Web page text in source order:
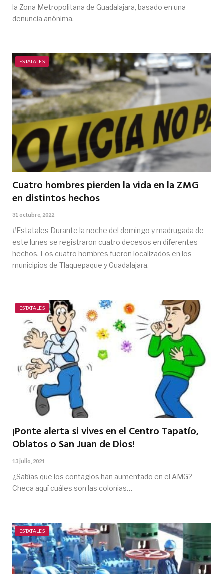
la Zona Metropolitana de Guadalajara, basado en una
denuncia anónima.
ESTATALES
Cuatro hombres pierden la vida en la ZMG
en distintos hechos
31 octubre, 2022
#Estatales Durante la noche del domingo y madrugada de
este lunes se registraron cuatro decesos en diferentes
hechos. Los cuatro hombres fueron localizados en los
municipios de Tlaquepaque y Guadalajara.
ESTATALES
¡Ponte alerta si vives en el Centro Tapatío,
Oblatos o San Juan de Dios!
13 julio, 2021
¿Sabías que los contagios han aumentado en el AMG?
Checa aquí cuáles son las colonias…
ESTATALES